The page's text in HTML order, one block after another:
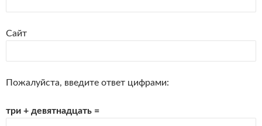
Сайт
Пожалуйста, введите ответ цифрами:
три + девятнадцать =